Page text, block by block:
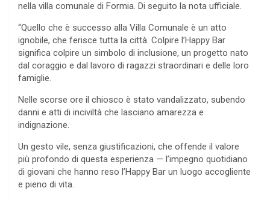
nella villa comunale di Formia. Di seguito la nota ufficiale.
“Quello che è successo alla Villa Comunale è un atto
ignobile, che ferisce tutta la città. Colpire l’Happy Bar
significa colpire un simbolo di inclusione, un progetto nato
dal coraggio e dal lavoro di ragazzi straordinari e delle loro
famiglie.
Nelle scorse ore il chiosco è stato vandalizzato, subendo
danni e atti di inciviltà che lasciano amarezza e
indignazione.
Un gesto vile, senza giustificazioni, che offende il valore
più profondo di questa esperienza — l’impegno quotidiano
di giovani che hanno reso l’Happy Bar un luogo accogliente
e pieno di vita.